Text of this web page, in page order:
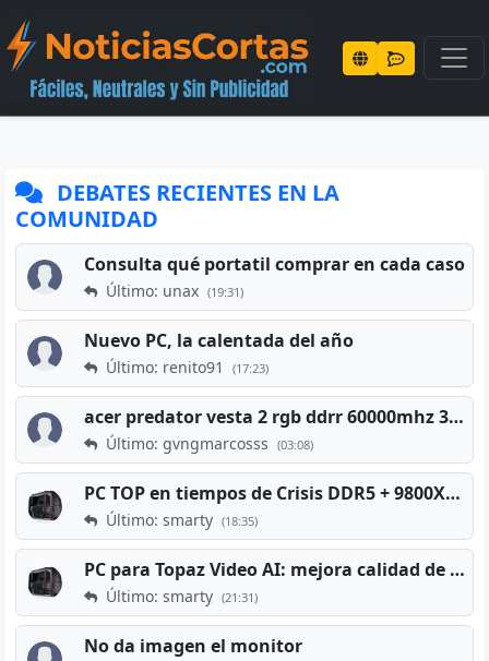
DEBATES RECIENTES EN LA
COMUNIDAD
Consulta qué portatil comprar en cada caso
Último: unax (19:31)
Nuevo PC, la calentada del año
Último: renito91 (17:23)
acer predator vesta 2 rgb ddrr 60000mhz 32gb x2 16gb
Último: gvngmarcosss (03:08)
PC TOP en tiempos de Crisis DDR5 + 9800X3D + RTX 5080 [2026][2400€]
Último: smarty (18:35)
PC para Topaz Video AI: mejora calidad de vídeos viejos
Último: smarty (21:31)
No da imagen el monitor